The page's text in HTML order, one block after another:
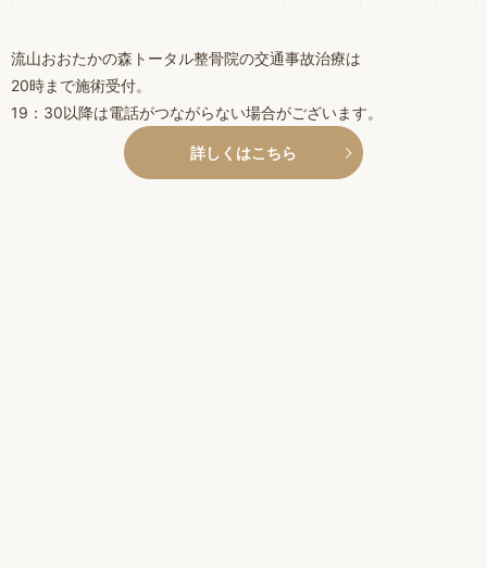
流山おおたかの森トータル整骨院の交通事故治療は
20時まで施術受付。
19：30以降は電話がつながらない場合がございます。
詳しくはこちら